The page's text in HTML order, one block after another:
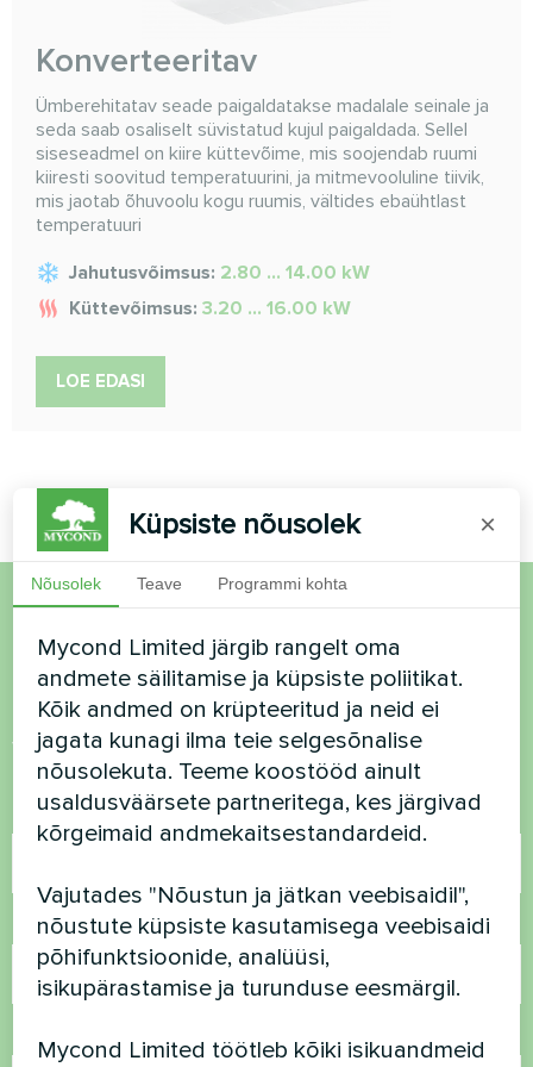
Konverteeritav
Ümberehitatav seade paigaldatakse madalale seinale ja
seda saab osaliselt süvistatud kujul paigaldada. Sellel
siseseadmel on kiire küttevõime, mis soojendab ruumi
kiiresti soovitud temperatuurini, ja mitmevooluline tiivik,
mis jaotab õhuvoolu kogu ruumis, vältides ebaühtlast
temperatuuri
Jahutusvõimsus: 2.80 ... 14.00 kW
Küttevõimsus: 3.20 ... 16.00 kW
LOE EDASI
Soovid osta või on
küsimusi?
Võtke meiega ühendust ja me aitame teid
Nimi
Telefoninumber
E-post
Küpsiste nõusolek ×
Nõusolek Teave Programmi kohta
Mycond Limited järgib rangelt oma
andmete säilitamise ja küpsiste poliitikat.
Kõik andmed on krüpteeritud ja neid ei
jagata kunagi ilma teie selgesõnalise
nõusolekuta. Teeme koostööd ainult
usaldusväärsete partneritega, kes järgivad
kõrgeimaid andmekaitsestandardeid.
Vajutades "Nõustun ja jätkan veebisaidil",
nõustute küpsiste kasutamisega veebisaidi
põhifunktsioonide, analüüsi,
isikupärastamise ja turunduse eesmärgil.
Mycond Limited töötleb kõiki isikuandmeid